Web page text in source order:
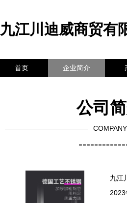
九江川迪威商贸有
首页 企业简介
公司
COMPANY
九江